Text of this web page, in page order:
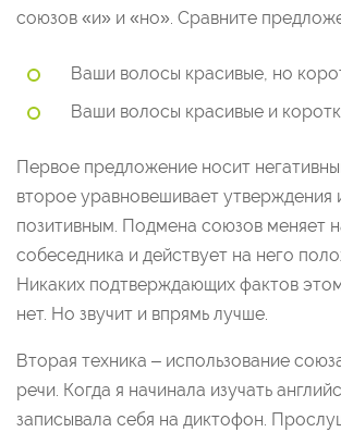
союзов «и» и «но». Сравните
Ваши волосы красивые, но
Ваши волосы красивые и
Первое предложение носит
второе уравновешивает утверждения
позитивным. Подмена союзов меняет
собеседника и действует на него
Никаких подтверждающих фактов
нет. Но звучит и впрямь лучше.
Вторая техника – использование
речи. Когда я начинала изучать
записывала себя на диктофон.